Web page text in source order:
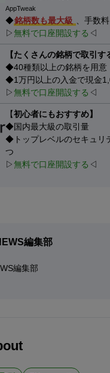
AppTweak
◆銘柄数も最大級 、手数
▷無料で口座開設する ◁
【たくさんの銘柄で取引す
◆40種類以上の銘柄を用意
◆1万円以上の入金で現金
▷無料で口座開設する ◁
【初心者にもおすすめ】
◆国内最大級の取引量
◆トップレベルのセキュリ
つ
▷無料で口座開設する ◁
編集部
編集部